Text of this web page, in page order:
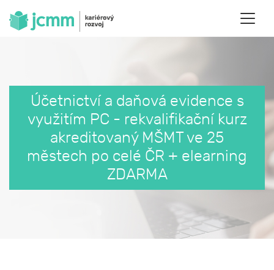
Účetnictví a daňová evidence s
využitím PC - rekvalifikační kurz
akreditovaný MŠMT ve 25
městech po celé ČR + elearning
ZDARMA